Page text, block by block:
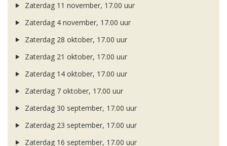
Zaterdag 11 november, 17.00 uur
Zaterdag 4 november, 17.00 uur
Zaterdag 28 oktober, 17.00 uur
Zaterdag 21 oktober, 17.00 uur
Zaterdag 14 oktober, 17.00 uur
Zaterdag 7 oktober, 17.00 uur
Zaterdag 30 september, 17.00 uur
Zaterdag 23 september, 17.00 uur
Zaterdag 16 september, 17.00 uur